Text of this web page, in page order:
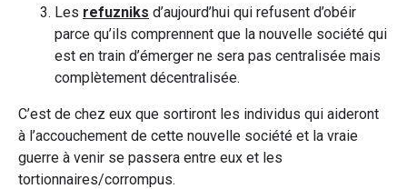
Les refuzniks d’aujourd’hui qui refusent d’obéir
parce qu’ils comprennent que la nouvelle société qui
est en train d’émerger ne sera pas centralisée mais
complètement décentralisée.
C’est de chez eux que sortiront les individus qui aideront
à l’accouchement de cette nouvelle société et la vraie
guerre à venir se passera entre eux et les
tortionnaires/corrompus.